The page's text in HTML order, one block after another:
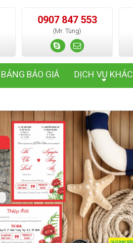
0907 847 553
(Mr. Tùng)
BẢNG BÁO GIÁ
+
DỊCH VỤ KHÁC